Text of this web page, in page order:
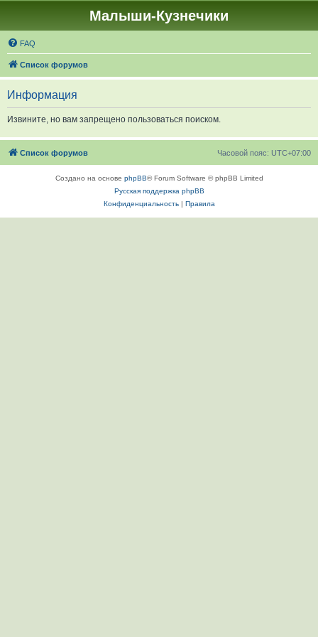
Малыши-Кузнечики
FAQ
Список форумов
Информация
Извините, но вам запрещено пользоваться поиском.
Список форумов Часовой пояс: UTC+07:00
Создано на основе phpBB® Forum Software © phpBB Limited
Русская поддержка phpBB
Конфиденциальность| Правила